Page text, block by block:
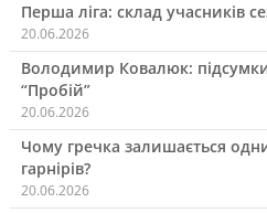
Перша ліга: склад учасників
20.06.2026
Володимир Ковалюк:
“Пробій”
20.06.2026
Чому гречка залишається
гарнірів?
20.06.2026